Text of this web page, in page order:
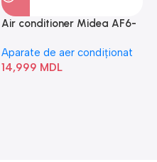
Air conditioner Midea AF6-
Aparate de aer condiționat
14,999 MDL